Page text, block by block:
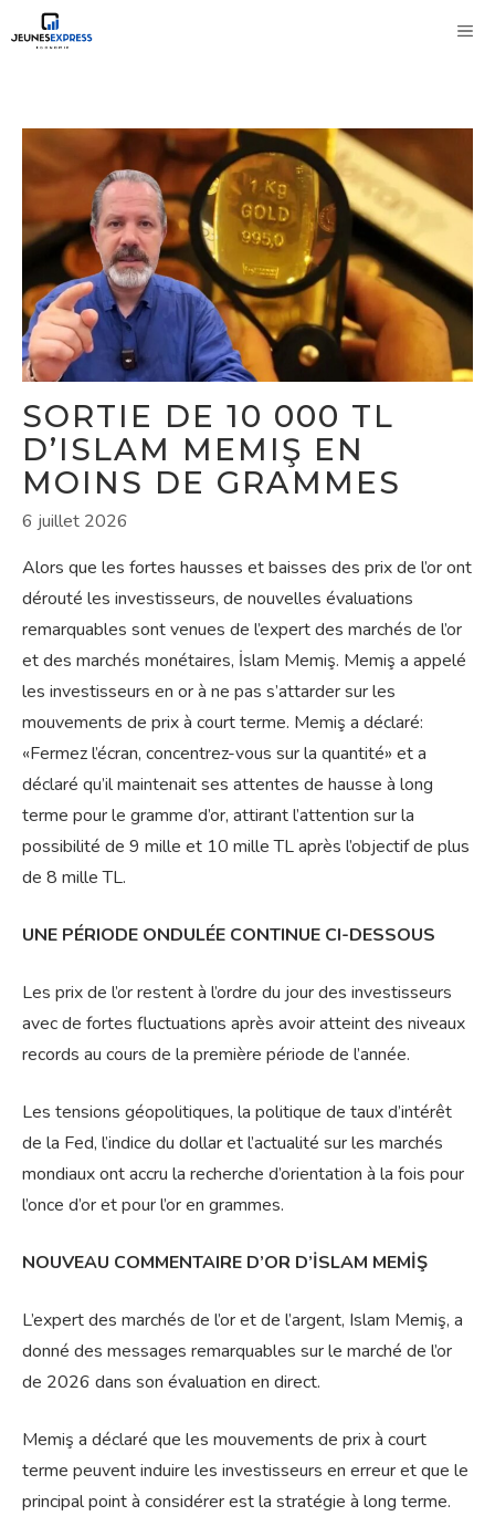
au
SORTIE DE 10 000 TL
D’ISLAM MEMIŞ EN
MOINS DE GRAMMES
6 juillet 2026
Alors que les fortes hausses et baisses des prix de l’or ont
dérouté les investisseurs, de nouvelles évaluations
remarquables sont venues de l’expert des marchés de l’or
et des marchés monétaires, İslam Memiş. Memiş a appelé
les investisseurs en or à ne pas s’attarder sur les
mouvements de prix à court terme. Memiş a déclaré:
«Fermez l’écran, concentrez-vous sur la quantité» et a
déclaré qu’il maintenait ses attentes de hausse à long
terme pour le gramme d’or, attirant l’attention sur la
possibilité de 9 mille et 10 mille TL après l’objectif de plus
de 8 mille TL.
UNE PÉRIODE ONDULÉE CONTINUE CI-DESSOUS
Les prix de l’or restent à l’ordre du jour des investisseurs
avec de fortes fluctuations après avoir atteint des niveaux
records au cours de la première période de l’année.
Les tensions géopolitiques, la politique de taux d’intérêt
de la Fed, l’indice du dollar et l’actualité sur les marchés
mondiaux ont accru la recherche d’orientation à la fois pour
l’once d’or et pour l’or en grammes.
NOUVEAU COMMENTAIRE D’OR D’İSLAM MEMİŞ
L’expert des marchés de l’or et de l’argent, Islam Memiş, a
donné des messages remarquables sur le marché de l’or
de 2026 dans son évaluation en direct.
Memiş a déclaré que les mouvements de prix à court
terme peuvent induire les investisseurs en erreur et que le
principal point à considérer est la stratégie à long terme.